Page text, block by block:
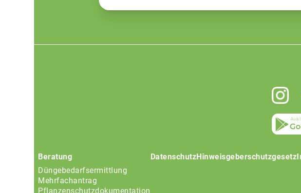
Beratung
Düngebedarfsermittlung
Mehrfachantrag
Pflanzenschutzdokumentation
DatenschutzHinweisgeberschutzgesetz